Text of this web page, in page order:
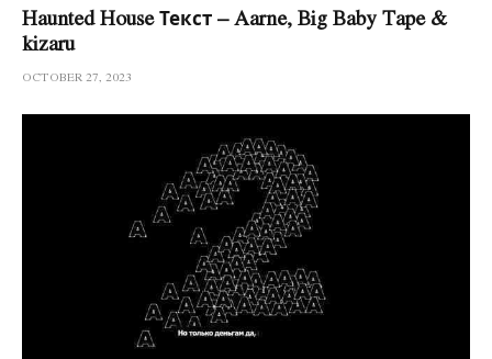
Haunted House Текст – Aarne, Big Baby Tape &
kizaru
OCTOBER 27, 2023